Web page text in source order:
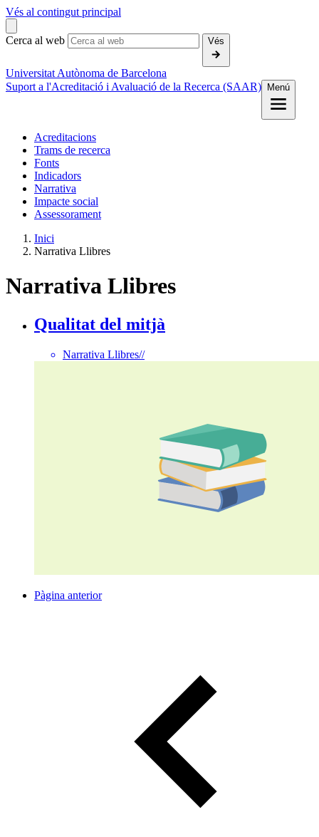
Vés al contingut principal
Cerca al web Vés
Universitat Autònoma de Barcelona
Suport a l'Acreditació i Avaluació de la Recerca (SAAR)
Menú
Acreditacions
Trams de recerca
Fonts
Indicadors
Narrativa
Impacte social
Assessorament
Inici
Narrativa Llibres
Narrativa Llibres
Qualitat del mitjà
Narrativa Llibres//
Pàgina anterior